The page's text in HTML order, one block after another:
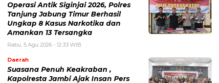
Operasi Antik Siginjai 2026, Polres
Tanjung Jabung Timur Berhasil
Ungkap 8 Kasus Narkotika dan
Amankan 13 Tersangka
Rabu, 5 Agu 2026 - 12:33 WIB
Daerah
Suasana Penuh Keakraban ,
Kapolresta Jambi Ajak Insan Pers